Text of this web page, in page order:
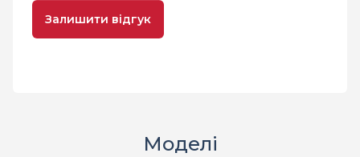
Залишити відгук
Моделі